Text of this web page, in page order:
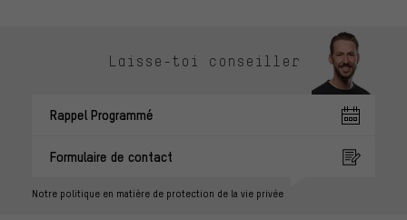
Laisse-toi conseiller
Rappel Programmé
Formulaire de contact
Notre politique en matière de protection de la vie privée